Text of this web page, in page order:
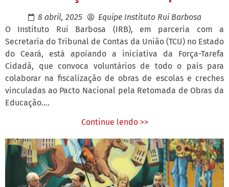
8 abril, 2025
Equipe Instituto Rui Barbosa
O Instituto Rui Barbosa (IRB), em parceria com a
Secretaria do Tribunal de Contas da União (TCU) no Estado
do Ceará, está apoiando a iniciativa da Força-Tarefa
Cidadã, que convoca voluntários de todo o país para
colaborar na fiscalização de obras de escolas e creches
vinculadas ao Pacto Nacional pela Retomada de Obras da
Educação....
Continue lendo >>